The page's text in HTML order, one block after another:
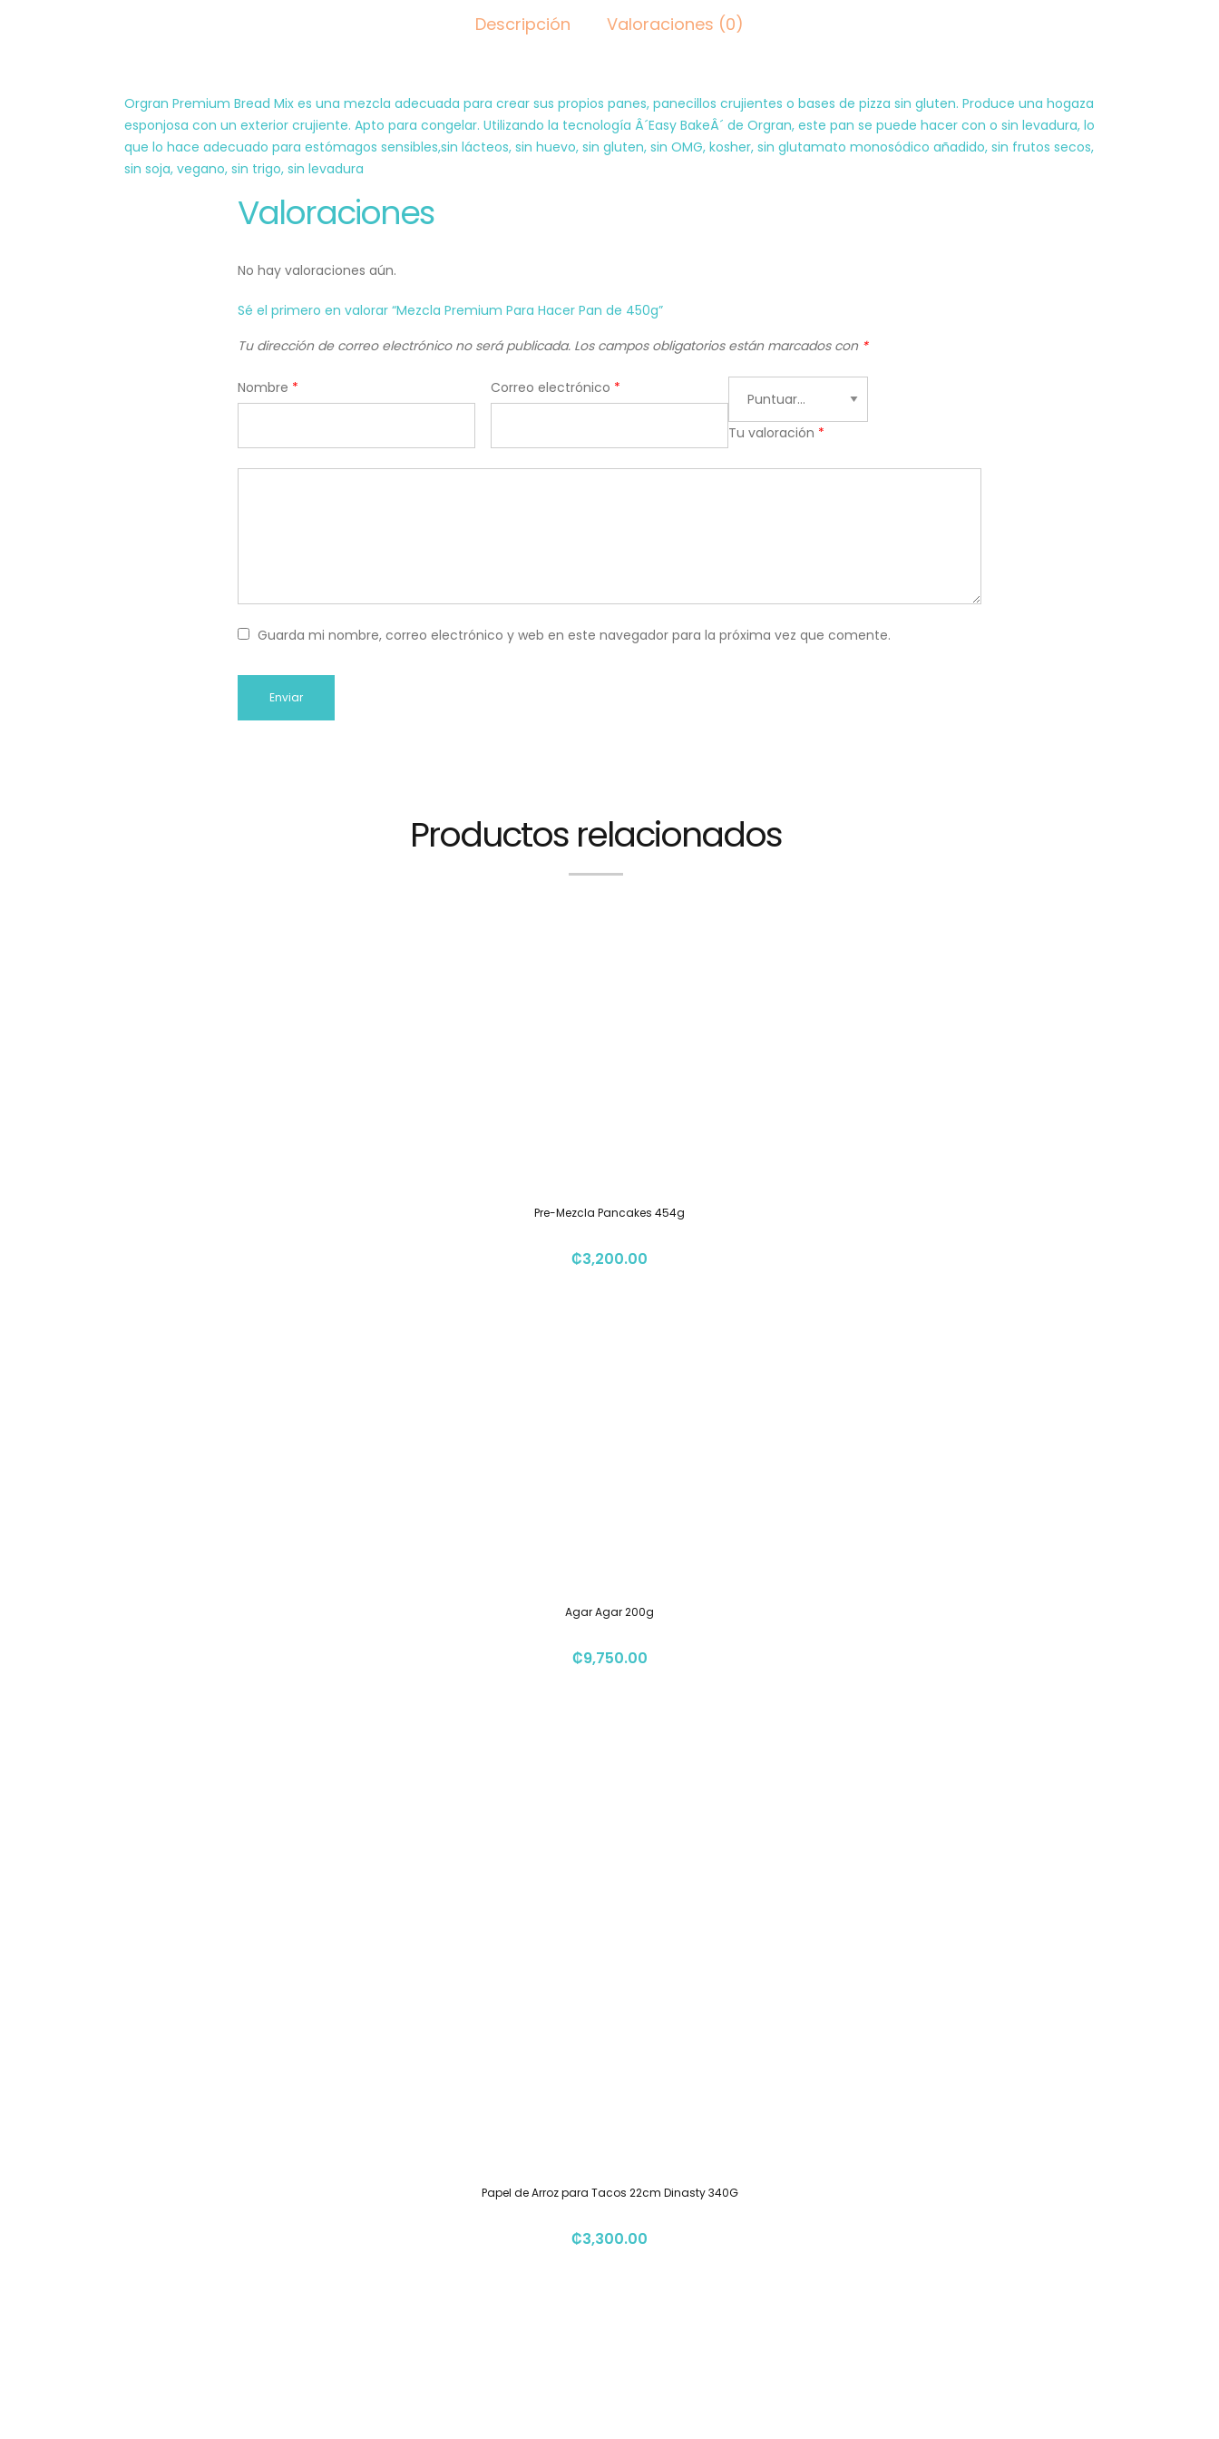
Descripción Valoraciones (0)
Orgran Premium Bread Mix es una mezcla adecuada para crear sus propios panes, panecillos crujientes o bases de pizza sin gluten. Produce una hogaza
esponjosa con un exterior crujiente. Apto para congelar. Utilizando la tecnología Â´Easy BakeÂ´ de Orgran, este pan se puede hacer con o sin levadura, lo
que lo hace adecuado para estómagos sensibles,sin lácteos, sin huevo, sin gluten, sin OMG, kosher, sin glutamato monosódico añadido, sin frutos secos,
sin soja, vegano, sin trigo, sin levadura
Valoraciones
No hay valoraciones aún.
Sé el primero en valorar “Mezcla Premium Para Hacer Pan de 450g”
Tu dirección de correo electrónico no será publicada. Los campos obligatorios están marcados con *
Nombre * Correo electrónico *
Tu valoración *
Guarda mi nombre, correo electrónico y web en este navegador para la próxima vez que comente.
Productos relacionados
Pre-Mezcla Pancakes 454g
₡3,200.00
Agar Agar 200g
₡9,750.00
Papel de Arroz para Tacos 22cm Dinasty 340G
₡3,300.00